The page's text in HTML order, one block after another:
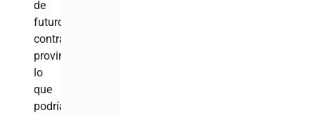
de
futuros
contratos
provinciales,
lo
que
podría